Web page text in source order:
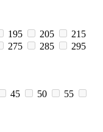
195 205
215
275 285
295
45 50
55